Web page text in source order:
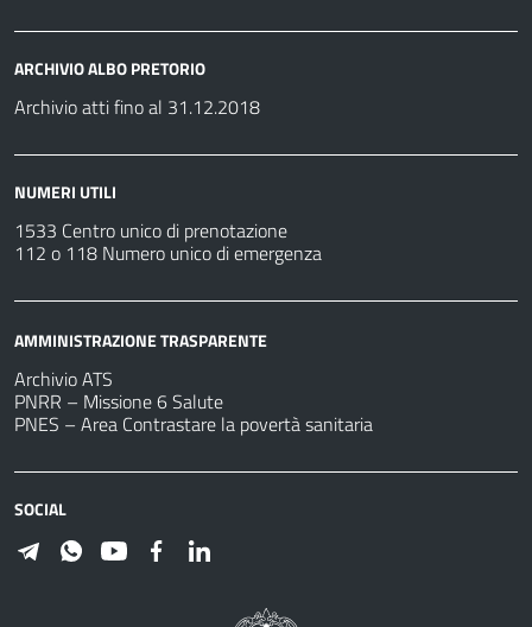
ARCHIVIO ALBO PRETORIO
Archivio atti fino al 31.12.2018
NUMERI UTILI
1533 Centro unico di prenotazione
112 o 118 Numero unico di emergenza
AMMINISTRAZIONE TRASPARENTE
Archivio ATS
PNRR – Missione 6 Salute
PNES – Area Contrastare la povertà sanitaria
SOCIAL